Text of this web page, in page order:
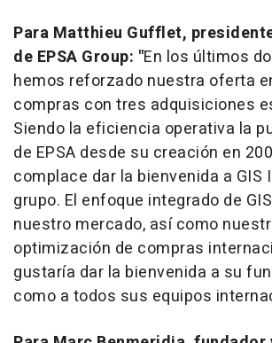
Para Matthieu Gufflet,
de EPSA Group: "En los últimos
hemos reforzado nuestra oferta
compras con tres adquisiciones
Siendo la eficiencia operativa la
de EPSA desde su creación en
complace dar la bienvenida a GIS
grupo. El enfoque integrado de
nuestro mercado, así como
optimización de compras
gustaría dar la bienvenida a su
como a todos sus equipos